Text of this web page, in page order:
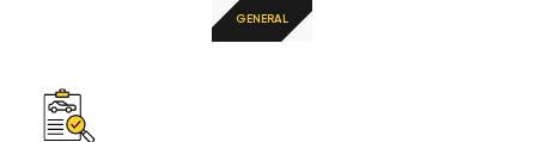
PIAGGIO BEVERLY TOURER 300 2009-2011
PIAGGIO CARNABY CRUISER 300 2009-2013
GENERAL